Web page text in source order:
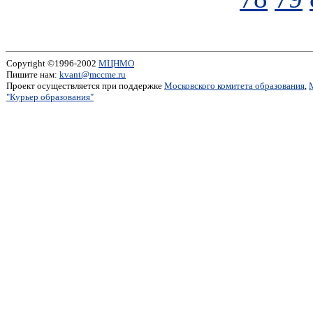
Copyright ©1996-2002 МЦНМО
Пишите нам: kvant@mccme.ru
Проект осуществляется при поддержке Московского комитета образования,
"Курьер образования"